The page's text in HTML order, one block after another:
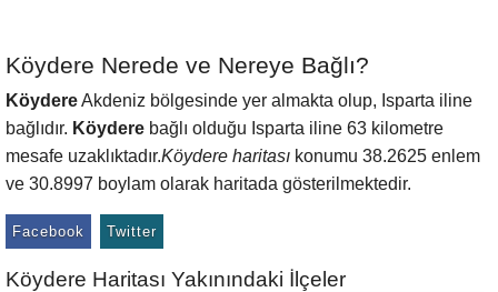
Köydere Nerede ve Nereye Bağlı?
KöydereAkdeniz bölgesinde yer almakta olup, Isparta iline
bağlıdır. Köydere bağlı olduğu Isparta iline 63 kilometre
mesafe uzaklıktadır.Köydere haritası konumu 38.2625 enlem
ve 30.8997 boylam olarak haritada gösterilmektedir.
Facebook Twitter
Köydere Haritası Yakınındaki İlçeler